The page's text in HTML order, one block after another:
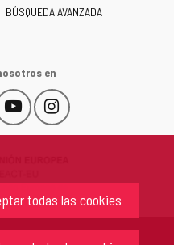
todas las cookies
BÚSQUEDA AVANZADA
en
YouTube
Este
enlace
una
ventana
nueva.
Instagram
Este
enlace
una
ventana
nueva.